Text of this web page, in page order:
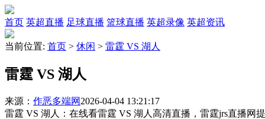
首页 英超直播 足球直播 篮球直播 英超录像 英超资讯
当前位置: 首页 > 休闲 > 雷霆 VS 湖人
雷霆 VS 湖人
来源： 作恶多端网 2026-04-04 13:21:17
雷霆 VS 湖人：在线看雷霆 VS 湖人高清直播，雷霆jrs直播网